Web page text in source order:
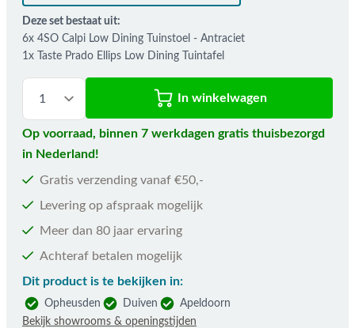
Deze set bestaat uit:
6x 4SO Calpi Low Dining Tuinstoel - Antraciet
1x Taste Prado Ellips Low Dining Tuintafel
In winkelwagen
Op voorraad, binnen 7 werkdagen gratis thuisbezorgd
in Nederland!
Gratis verzending vanaf €50,-
Levering op afspraak mogelijk
Meer dan 80 jaar ervaring
Achteraf betalen mogelijk
Dit product is te bekijken in:
Opheusden Duiven
Apeldoorn
Bekijk showrooms & openingstijden